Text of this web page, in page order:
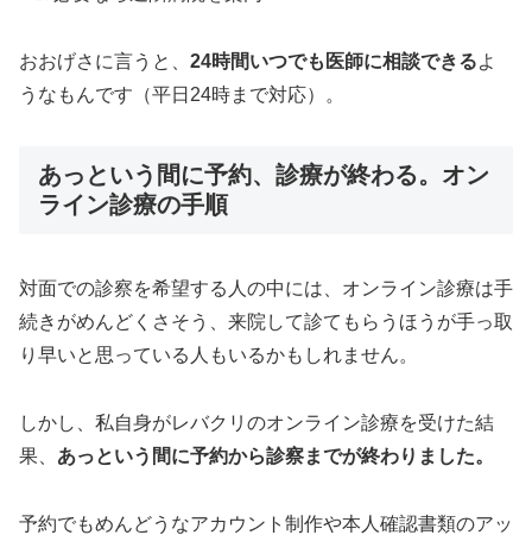
おおげさに言うと、 24時間いつでも医師に相談できるよ
うなもんです（平日24時まで対応）。
あっという間に予約、診療が終わる。オン
ライン診療の手順
対面での診察を希望する人の中には、オンライン診療は手
続きがめんどくさそう、来院して診てもらうほうが手っ取
り早いと思っている人もいるかもしれません。
しかし、私自身がレバクリのオンライン診療を受けた結
果、 あっという間に予約から診察までが終わりました。
予約でもめんどうなアカウント制作や本人確認書類のアッ